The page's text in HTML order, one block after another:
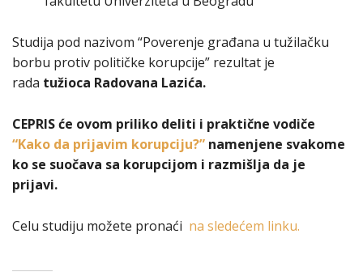
Studija pod nazivom “Poverenje građana u tužilačku
borbu protiv političke korupcije” rezultat je
rada tužioca Radovana Lazića.
CEPRIS će ovom priliko deliti i praktične vodiče
“Kako da prijavim korupciju?” namenjene svakome
ko se suočava sa korupcijom i razmišlja da je
prijavi.
Celu studiju možete pronaći na sledećem linku.